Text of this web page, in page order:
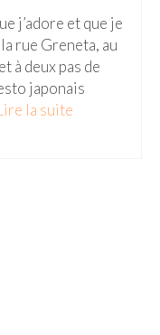
j’adore et que je
rue Greneta, au
à deux pas de
japonais
la suite­­